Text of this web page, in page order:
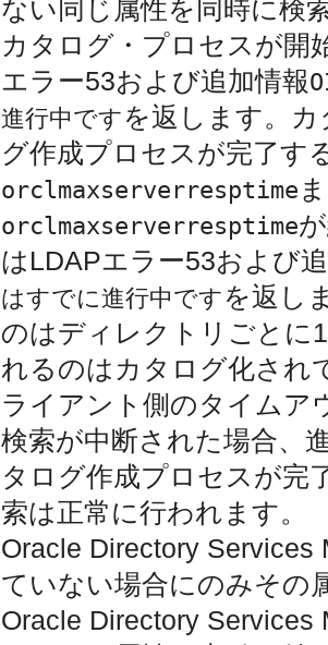
ない同じ属性を同時に検
カタログ・プロセスが開
エラー53および追加情報
進行中ですを返します。
グ作成プロセスが完了す
orclmaxserverresptime
orclmaxserverresptime
はLDAPエラー53および
はすでに進行中ですを返し
のはディレクトリごとに
れるのはカタログ化され
ライアント側のタイムア
検索が中断された場合、
タログ作成プロセスが完
索は正常に行われます。
Oracle Directory
ていない場合にのみその
Oracle Directory